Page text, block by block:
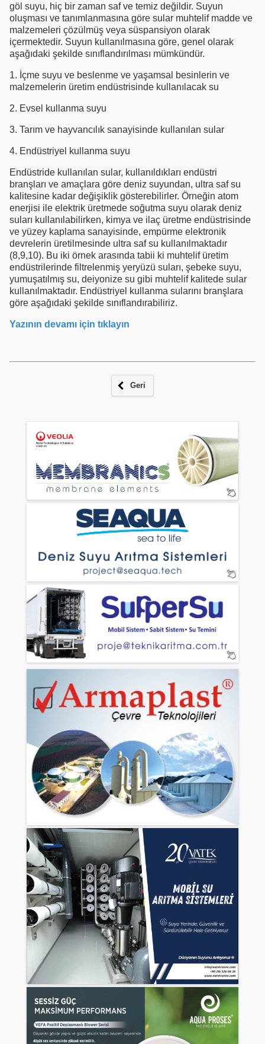
göl suyu, hiç bir zaman saf ve temiz değildir. Suyun
oluşması ve tanımlanmasına göre sular muhtelif madde ve
malzemeleri çözülmüş veya süspansiyon olarak
içermektedir. Suyun kullanılmasına göre, genel olarak
aşağıdaki şekilde sınıflandırılması mümkündür.
1. İçme suyu ve beslenme ve yaşamsal besinlerin ve
malzemelerin üretim endüstrisinde kullanılacak su
2. Evsel kullanma suyu
3. Tarım ve hayvancılık sanayisinde kullanılan sular
4. Endüstriyel kullanma suyu
Endüstride kullanılan sular, kullanıldıkları endüstri
branşları ve amaçlara göre deniz suyundan, ultra saf su
kalitesine kadar değişiklik gösterebilirler. Örneğin atom
enerjisi ile elektrik üretmede soğutma suyu olarak deniz
suları kullanılabilirken, kimya ve ilaç üretme endüstrisinde
ve yüzey kaplama sanayisinde, empürme elektronik
devrelerin üretilmesinde ultra saf su kullanılmaktadır
(8,9,10). Bu iki örnek arasında tabii ki muhtelif üretim
endüstrilerinde filtrelenmiş yeryüzü suları, şebeke suyu,
yumuşatılmış su, deiyonize su gibi muhtelif kalitede sular
kullanılmaktadır. Endüstriyel kullanma sularını branşlara
göre aşağıdaki şekilde sınıflandırabiliriz.
Yazının devamı için tıklayın
Geri